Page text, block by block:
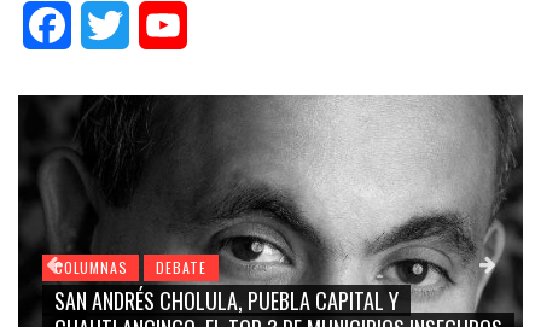
FacebookTwitter
COLUMNAS DEBATE
GRACE PALOMARES, NAY SALVATORI, SERGIO MAYER,